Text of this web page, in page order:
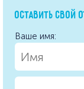
ОСТАВИТЬ СВОЙ
Ваше имя: